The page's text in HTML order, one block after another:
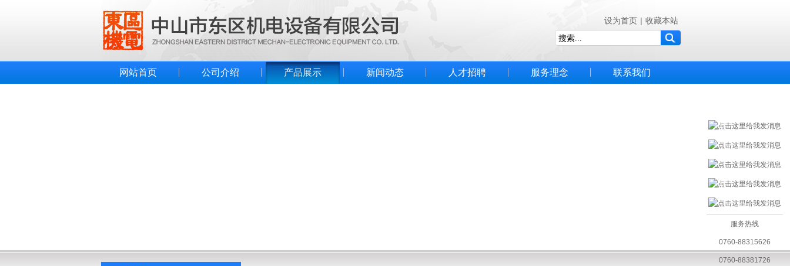
设为首页 | 收藏本站
网站首页 公司介绍 产品展示 新闻动态 人才招聘 服务理念 联系我们
服务热线
0760-88315626
0760-88381726